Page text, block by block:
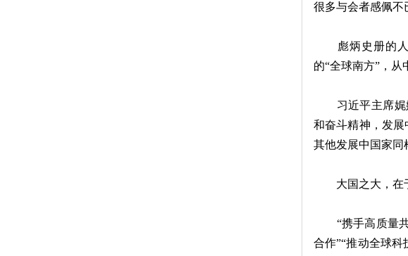
很多与会者感佩不
彪炳史册的人
的“全球南方”，从
习近平主席娓娓
和奋斗精神，发展
其他发展中国家同
大国之大，在于
“携手高质量共
合作”“推动全球科